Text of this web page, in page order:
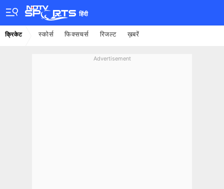
हिंदी
क्रिकेट स्कोर्स फिक्सचर्स रिजल्ट ख़बरें
Advertisement